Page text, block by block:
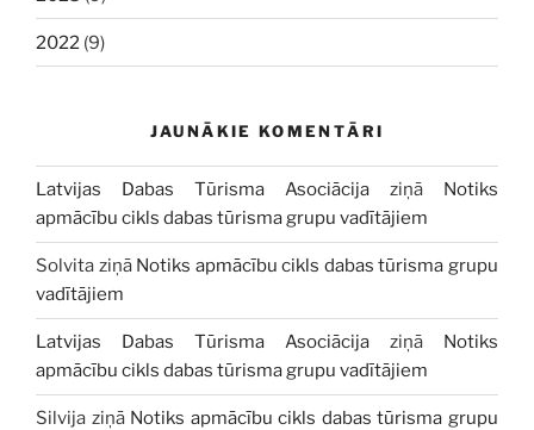
2022 (9)
JAUNĀKIE KOMENTĀRI
Latvijas Dabas Tūrisma Asociācija ziņā Notiks
apmācību cikls dabas tūrisma grupu vadītājiem
Solvita ziņā Notiks apmācību cikls dabas tūrisma grupu
vadītājiem
Latvijas Dabas Tūrisma Asociācija ziņā Notiks
apmācību cikls dabas tūrisma grupu vadītājiem
Silvija ziņā Notiks apmācību cikls dabas tūrisma grupu